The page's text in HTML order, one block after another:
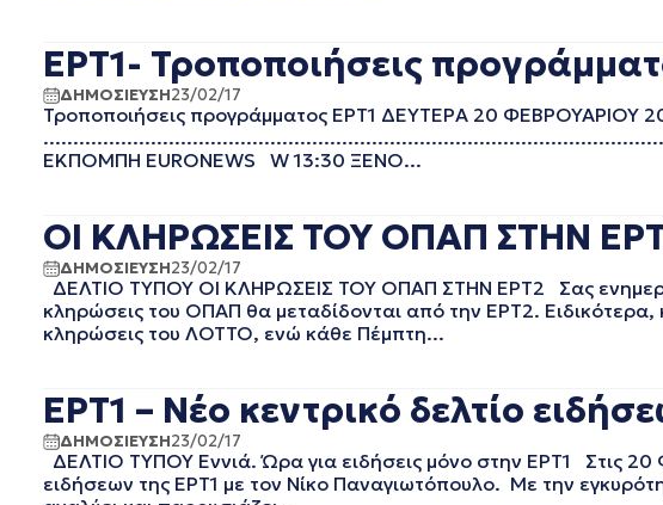
EΡΤ3
EΡΤNEWS
ΑΘΛΗΤΙΚΑ
ΓΕΝΙΚΗ
ΓΡΑΦΕΙΟ ΤΥΠΟΥ ΕΡΤ
ΠΟΛΙΤΙΚΗ
ΠΟΛΙΤΙΣΜΟΣ
ΡΑΔΙΟΦΩΝΟ
ΤΗΛΕΟΡΑΣΗ
ΑΥΓΟΥΣΤΟΣ 2025
ΙΟΥΛΙΟΣ 2025
ΙΟΥΝΙΟΣ 2025
ΜΑΙΟΣ 2025
ΑΠΡΙΛΙΟΣ 2025
ΦΕΒΡΟΥΑΡΙΟΣ 2025
ΙΑΝΟΥΑΡΙΟΣ 2025
ΔΕΚΕΜΒΡΙΟΣ 2024
ΝΟΕΜΒΡΙΟΣ 2024
ΟΚΤΩΒΡΙΟΣ 2024
ΙΟΥΛΙΟΣ 2024
ΜΑΙΟΣ 2024
ΑΠΡΙΛΙΟΣ 2024
ΕΡΤ1- Τροποποιήσεις
ΔΗΜΟΣΙΕΥΣΗ23/02/17
Τροποποιήσεις προγράμματος ΕΡΤ1 ΔΕΥΤΕΡΑ 20 ΦΕΒΡΟΥΑΡΙΟΥ
ΕΚΠΟΜΠΗ EURONEWS W 13:30 ΞΕΝΟ...
ΟΙ ΚΛΗΡΩΣΕΙΣ ΤΟΥ ΟΠΑΠ ΣΤΗΝ
ΔΗΜΟΣΙΕΥΣΗ23/02/17
ΔΕΛΤΙΟ ΤΥΠΟΥ ΟΙ ΚΛΗΡΩΣΕΙΣ ΤΟΥ ΟΠΑΠ ΣΤΗΝ ΕΡΤ2 Σας
κληρώσεις του ΟΠΑΠ θα μεταδίδονται από την ΕΡΤ2.
κληρώσεις του ΛΟΤΤΟ, ενώ κάθε Πέμπτη...
ΕΡΤ1 – Νέο κεντρικό δελτίο
ΔΗΜΟΣΙΕΥΣΗ23/02/17
ΔΕΛΤΙΟ ΤΥΠΟΥ Εννιά. Ώρα για ειδήσεις μόνο στην ΕΡΤ1 Στις 20
ειδήσεων της ΕΡΤ1 με τον Νίκο Παναγιωτόπουλο. Με την